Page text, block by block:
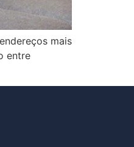
mais
entre